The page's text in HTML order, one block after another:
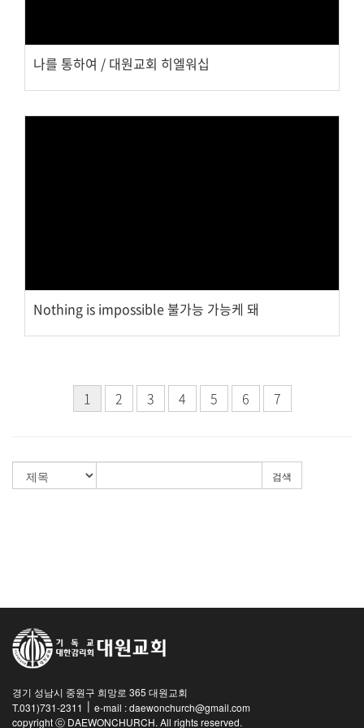
나를 통하여 / 대원교회 히엘워십
Nothing is impossible 불가능 가능케 돼
1 2 3 4 5 6 7
검색
경기 성남시 중원구 희망로 365 대원교회
T.031)731-2311 | e-mail : daewonchurch@gmail.com
copyright ⓒ DAEWONCHURCH. All rights reserved.